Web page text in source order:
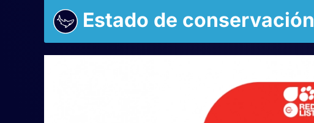
Estado de conservación